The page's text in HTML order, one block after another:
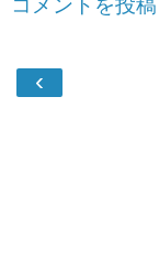
コメントを投稿
‹